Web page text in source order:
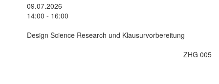
09.07.2026
14:00 - 16:00
Design Science Research und Klausurvorbereitung
ZHG 005